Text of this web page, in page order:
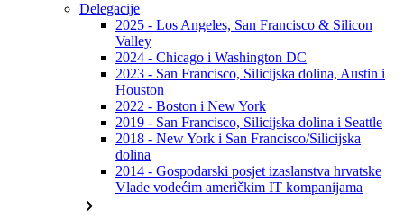
Delegacije
2025 - Los Angeles, San Francisco & Silicon
Valley
2024 - Chicago i Washington DC
2023 - San Francisco, Silicijska dolina, Austin i
Houston
2022 - Boston i New York
2019 - San Francisco, Silicijska dolina i Seattle
2018 - New York i San Francisco/Silicijska
dolina
2014 - Gospodarski posjet izaslanstva hrvatske
Vlade vodećim američkim IT kompanijama
chevron_right